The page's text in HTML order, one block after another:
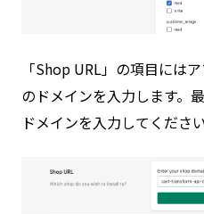
「Shop URL」の項目には
のドメインを入力します。
ドメインを入力してください